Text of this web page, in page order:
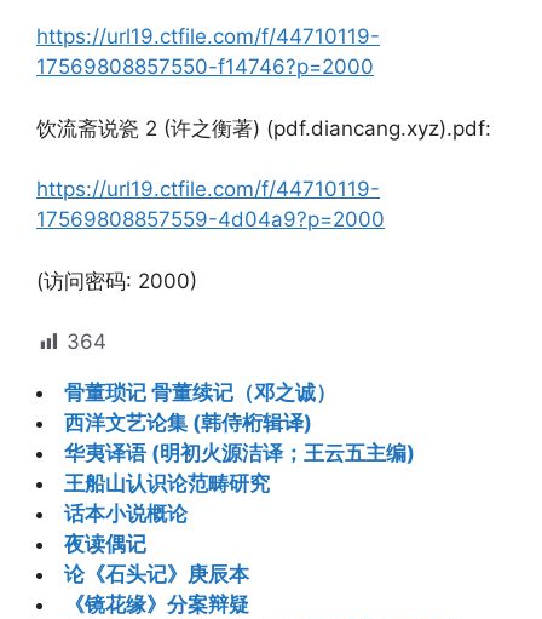
https://url19.ctfile.com/f/44710119-
17569808857550-f14746?p=2000
饮流斋说瓷 2 (许之衡著) (pdf.diancang.xyz).pdf:
https://url19.ctfile.com/f/44710119-
17569808857559-4d04a9?p=2000
(访问密码: 2000)
364
骨董琐记 骨董续记（邓之诚）
西洋文艺论集 (韩侍桁辑译)
华夷译语 (明初火源洁译；王云五主编)
王船山认识论范畴研究
话本小说概论
夜读偶记
论《石头记》庚辰本
《镜花缘》分案辩疑